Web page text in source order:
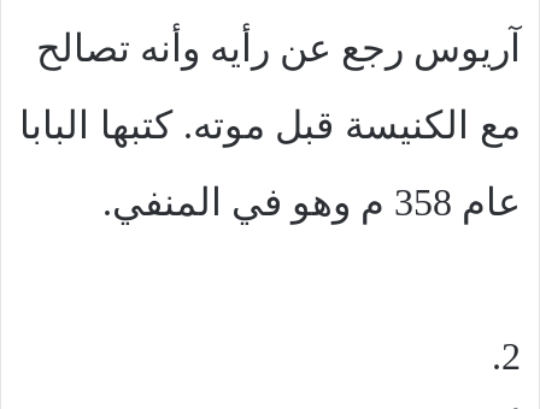
آريوس رجع عن رأيه وأنه تصالح
مع الكنيسة قبل موته. كتبها البابا
عام 358 م وهو في المنفي.
2.